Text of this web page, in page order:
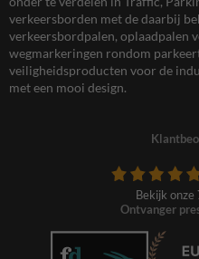
verkeersborden met de daarbij
verkeersbordpalen, oplaadpalen
wegmarkeringen rondom
veiligheidsproducten voor de
met een mooi design.
Bekijk onze
Ontvanger